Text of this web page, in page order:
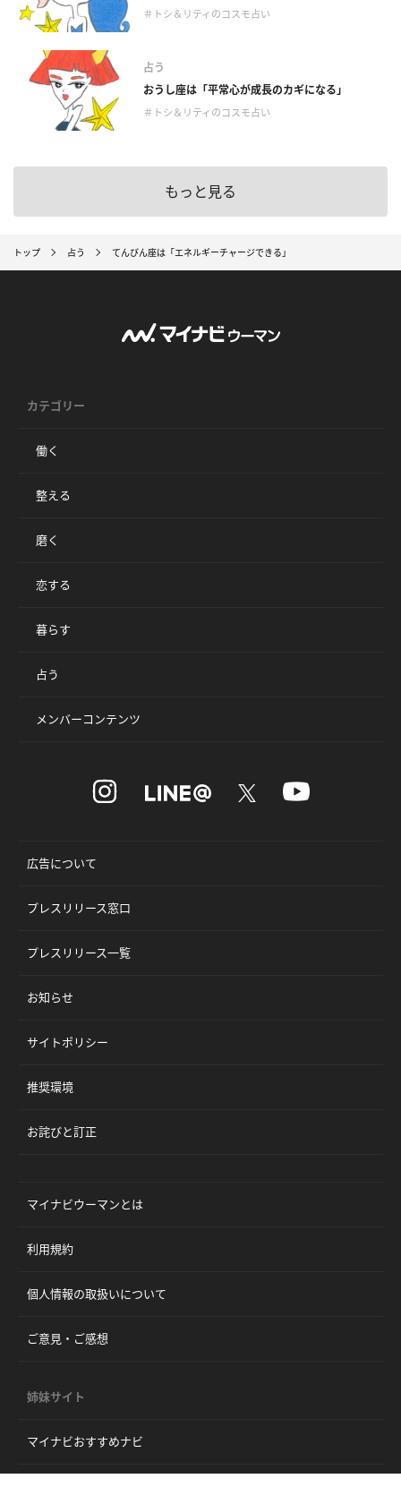
＃トシ＆リティのコスモ占い
占う
おうし座は「平常心が成長のカギになる」
＃トシ＆リティのコスモ占い
もっと見る
トップ 占う てんびん座は「エネルギーチャージできる」
カテゴリー
働く
整える
磨く
恋する
暮らす
占う
メンバーコンテンツ
広告について
プレスリリース窓口
プレスリリース一覧
お知らせ
サイトポリシー
推奨環境
お詫びと訂正
マイナビウーマンとは
利用規約
個人情報の取扱いについて
ご意見・ご感想
姉妹サイト
マイナビおすすめナビ